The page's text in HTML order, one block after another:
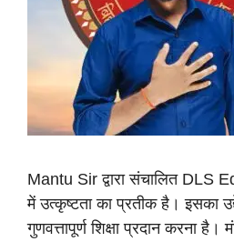
Mantu Sir द्वारा संचालित DLS
में उत्कृष्टता का प्रतीक है। इसका
गुणवत्तापूर्ण शिक्षा प्रदान करना है।